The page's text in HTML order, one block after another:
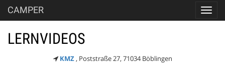
CAMPER
LERNVIDEOS
KMZ , Poststraße 27, 71034 Böblingen